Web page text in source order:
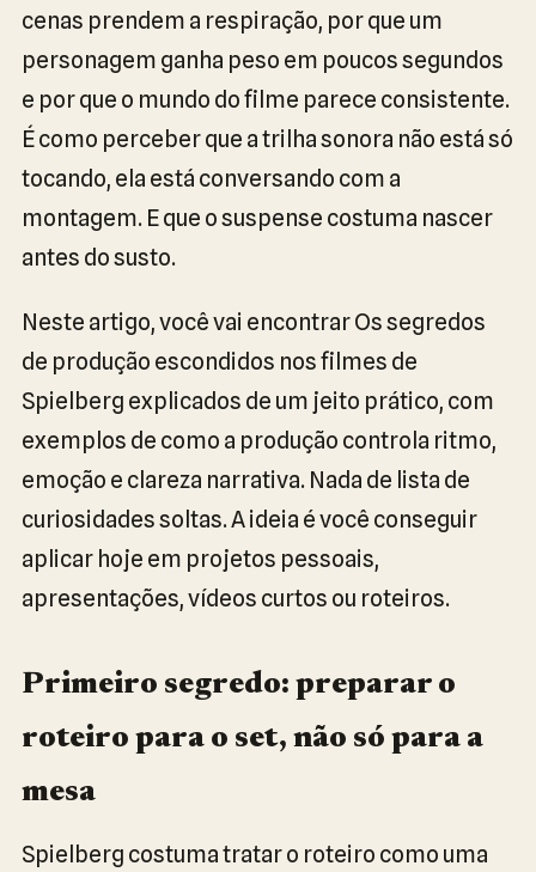
cenas prendem a respiração, por que um
personagem ganha peso em poucos segundos
e por que o mundo do filme parece consistente.
É como perceber que a trilha sonora não está só
tocando, ela está conversando com a
montagem. E que o suspense costuma nascer
antes do susto.
Neste artigo, você vai encontrar Os segredos
de produção escondidos nos filmes de
Spielberg explicados de um jeito prático, com
exemplos de como a produção controla ritmo,
emoção e clareza narrativa. Nada de lista de
curiosidades soltas. A ideia é você conseguir
aplicar hoje em projetos pessoais,
apresentações, vídeos curtos ou roteiros.
Primeiro segredo: preparar o
roteiro para o set, não só para a
mesa
Spielberg costuma tratar o roteiro como uma